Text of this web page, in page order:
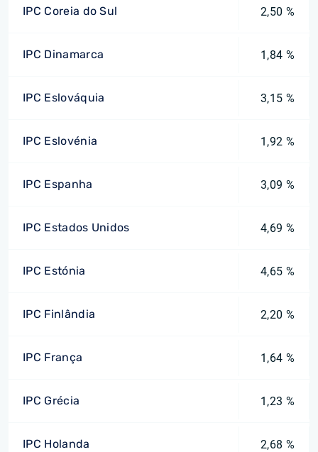
IPC Coreia do Sul 2,50 %
IPC Dinamarca 1,84 %
IPC Eslováquia 3,15 %
IPC Eslovénia 1,92 %
IPC Espanha 3,09 %
IPC Estados Unidos 4,69 %
IPC Estónia 4,65 %
IPC Finlândia 2,20 %
IPC França 1,64 %
IPC Grécia 1,23 %
IPC Holanda 2,68 %